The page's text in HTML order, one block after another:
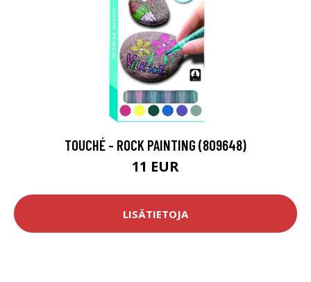
TOUCHÉ - ROCK PAINTING (809648)
11 EUR
LISÄTIETOJA